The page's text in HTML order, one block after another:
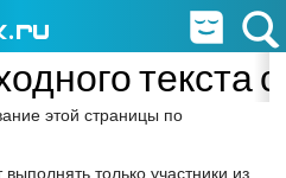
этой страницы по
только участники из